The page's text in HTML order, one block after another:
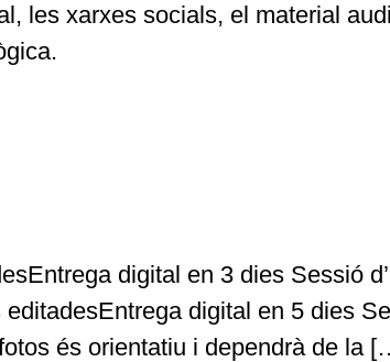
les xarxes socials, el material
digital en 3 dies Sessió
digital en 5 dies
és orientatiu i dependrà de la